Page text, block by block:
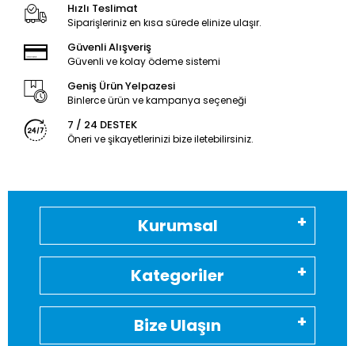
Hızlı Teslimat
Siparişleriniz en kısa sürede elinize ulaşır.
Güvenli Alışveriş
Güvenli ve kolay ödeme sistemi
Geniş Ürün Yelpazesi
Binlerce ürün ve kampanya seçeneği
7 / 24 DESTEK
Öneri ve şikayetlerinizi bize iletebilirsiniz.
Kurumsal
Kategoriler
Bize Ulaşın